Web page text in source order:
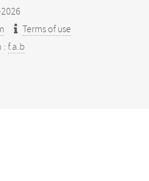
Terms of use
:f.a.b